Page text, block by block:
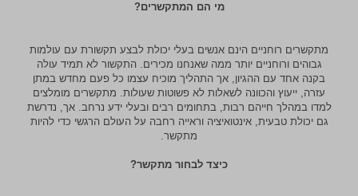
מי הם המתקשרים?
מתקשרים רוחניים הינם אנשים בעלי יכולת לבצע תקשורת עם עולמות
גבוהים ורוחניים יותר ממה שאנחנו מכירים. התקשור לא תמיד עולה
בקנה אחד עם ההגיון, אך התהליך מוכיח עצמו כל פעם מחדש במתן
עזרה, ייעוץ והכוונה לשאלות לא פשוטות שעולות. מתקשרים מומלצים
למדו במהלך חייהם רבות, בתחומים רבים ובעלי ידע נרחב. אך, נדרשת
גם יכולת טבעית, אינטואיציה וראייה רחבה על העולם הרגשי כדי להיות
מתקשר.
כיצד לבחור מתקשר?